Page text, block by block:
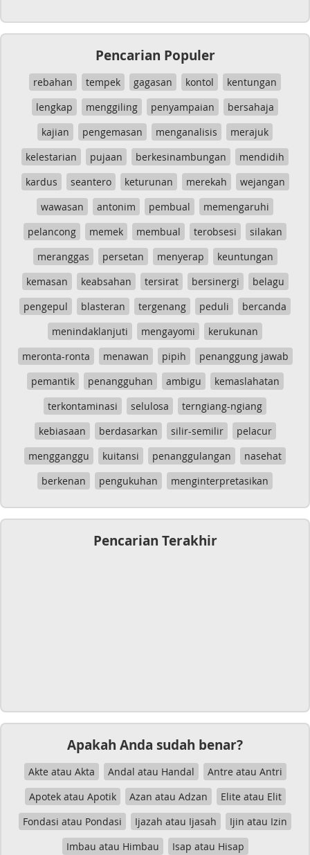
Pencarian Populer
rebahan tempek gagasan kontol
kentungan
lengkap
menggiling penyampaian
bersahaja
kajian
pengemasan menganalisis
merajuk
kelestarian
pujaan berkesinambungan
mendidih
kardus
seantero keturunan merekah
wejangan
wawasan
antonim pembual
memengaruhi
pelancong
memek membual terobsesi
silakan
meranggas
persetan menyerap
keuntungan
kemasan
keabsahan tersirat bersinergi
belagu
pengepul
blasteran tergenang peduli
bercanda
menindaklanjuti
mengayomi
kerukunan
meronta-ronta
menawan pipih
penanggung jawab
pemantik
penangguhan ambigu
kemaslahatan
terkontaminasi
selulosa
terngiang-ngiang
kebiasaan
berdasarkan silir-semilir
pelacur
mengganggu
kuitansi penanggulangan
nasehat
berkenan
pengukuhan menginterpretasikan
Pencarian Terakhir
Apakah Anda sudah benar?
Akte atau Akta Andal atau Handal
Antre atau Antri
Apotek atau Apotik
Azan atau Adzan
Elite atau Elit
Fondasi atau Pondasi
Ijazah atau Ijasah
Ijin atau Izin
Imbau atau Himbau
Isap atau Hisap